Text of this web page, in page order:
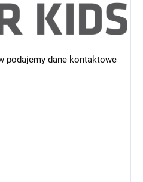
podajemy dane kontaktowe